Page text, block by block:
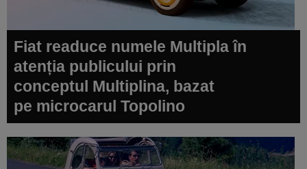
Fiat readuce numele Multipla în
atenția publicului prin
conceptul Multiplina, bazat
pe microcarul Topolino